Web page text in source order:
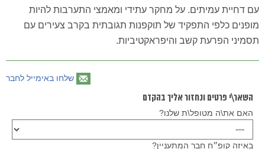
עם דחיית עמיתים. על מחקר עתידי ומאמצי התערבות להיות
מופנים כלפי התפקיד של תוקפנות תגובתית בקרב צעירים עם
תסמיני הפרעת קשב והיפראקטיביות.
שלחו באימייל לחבר
השאר\י פרטים ונחזור אליך בהקדם
האם את\ה מטופל\ת שלנו?
באיזה קופ״ח חבר המתעניין?